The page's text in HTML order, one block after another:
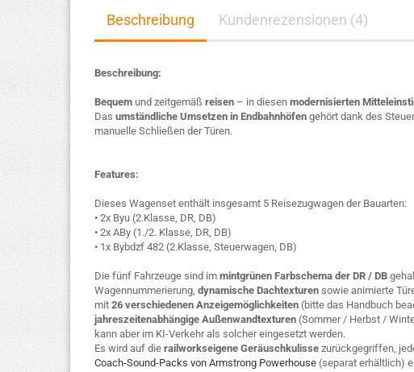
Beschreibung Kundenrezensionen (4)
Beschreibung:
Bequem und zeitgemäß reisen – in diesen modernisierten
Das umständliche Umsetzen in Endbahnhöfen gehört dank des
manuelle Schließen der Türen.
Features:
Dieses Wagenset enthält insgesamt 5 Reisezugwagen der Bauarten:
• 2x Byu (2.Klasse, DR, DB)
• 2x ABy (1./2. Klasse, DR, DB)
• 1x Bybdzf 482 (2.Klasse, Steuerwagen, DB)
Die fünf Fahrzeuge sind im mintgrünen Farbschema der DR / DB
Wagennummerierung, dynamische Dachtexturen sowie animierte
mit 26 verschiedenen Anzeigemöglichkeiten (bitte das Handbuch
jahreszeitenabhängige Außenwandtexturen (Sommer / Herbst /
kann aber im KI-Verkehr als solcher eingesetzt werden.
Es wird auf die railworkseigene Geräuschkulisse zurückgegriffen,
Coach-Sound-Packs von Armstrong Powerhouse (separat erhältlich)